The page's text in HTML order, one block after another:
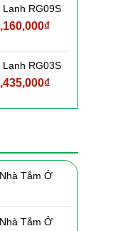
là:
1,930,000₫.
RG09S
₫Giá
là:
2,160,000₫.
RG03S
₫Giá
tại
Tắm Ở
Tắm Ở